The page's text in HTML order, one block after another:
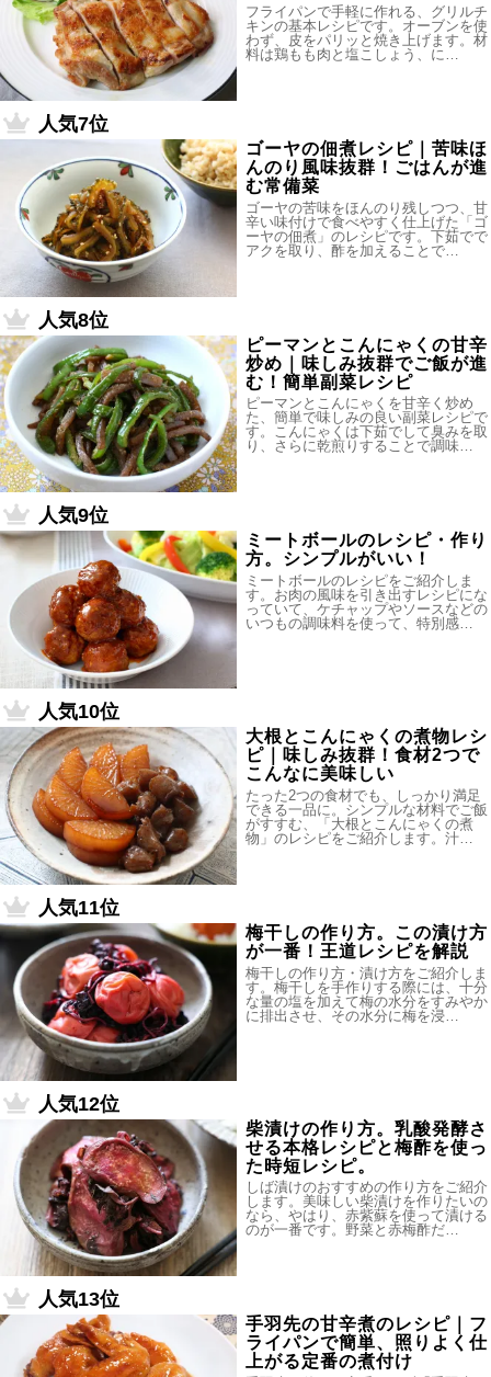
フライパンで手軽に作れる、グリルチ
キンの基本レシピです。オーブンを使
わず、皮をパリッと焼き上げます。材
料は鶏もも肉と塩こしょう、に…
人気7位
ゴーヤの佃煮レシピ｜苦味ほ
んのり風味抜群！ごはんが進
む常備菜
ゴーヤの苦味をほんのり残しつつ、甘
辛い味付けで食べやすく仕上げた「ゴ
ーヤの佃煮」のレシピです。下茹でで
アクを取り、酢を加えることで…
人気8位
ピーマンとこんにゃくの甘辛
炒め｜味しみ抜群でご飯が進
む！簡単副菜レシピ
ピーマンとこんにゃくを甘辛く炒め
た、簡単で味しみの良い副菜レシピで
す。こんにゃくは下茹でして臭みを取
り、さらに乾煎りすることで調味…
人気9位
ミートボールのレシピ・作り
方。シンプルがいい！
ミートボールのレシピをご紹介しま
す。お肉の風味を引き出すレシピにな
っていて、ケチャップやソースなどの
いつもの調味料を使って、特別感…
人気10位
大根とこんにゃくの煮物レシ
ピ｜味しみ抜群！食材2つで
こんなに美味しい
たった2つの食材でも、しっかり満足
できる一品に。シンプルな材料でご飯
がすすむ、「大根とこんにゃくの煮
物」のレシピをご紹介します。汁…
人気11位
梅干しの作り方。この漬け方
が一番！王道レシピを解説
梅干しの作り方・漬け方をご紹介しま
す。梅干しを手作りする際には、十分
な量の塩を加えて梅の水分をすみやか
に排出させ、その水分に梅を浸…
人気12位
柴漬けの作り方。乳酸発酵さ
せる本格レシピと梅酢を使っ
た時短レシピ。
しば漬けのおすすめの作り方をご紹介
します。美味しい柴漬けを作りたいの
なら、やはり、赤紫蘇を使って漬ける
のが一番です。野菜と赤梅酢だ…
人気13位
手羽先の甘辛煮のレシピ｜フ
ライパンで簡単、照りよく仕
上がる定番の煮付け